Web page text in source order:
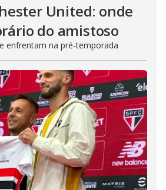
United: onde
do amistoso
enfrentam na pré-temporada